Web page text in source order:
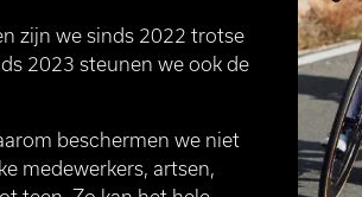
zijn we sinds 2022 trotse
2023 steunen we ook de
beschermen we niet
medewerkers, artsen,